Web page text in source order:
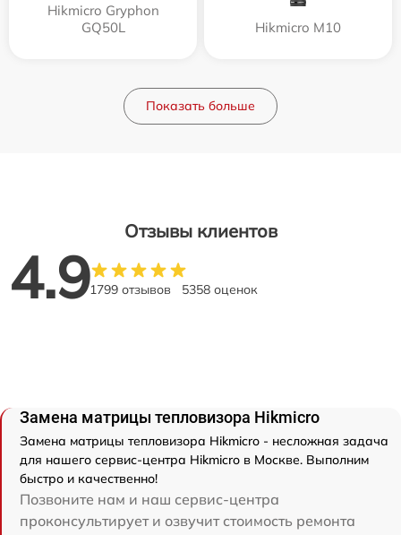
Hikmicro Gryphon
GQ50L
Hikmicro M10
Показать больше
Отзывы клиентов
4.91799 отзывов 5358 оценок
Замена матрицы тепловизора Hikmicro
Замена матрицы тепловизора Hikmicro - несложная задача
для нашего сервис-центра Hikmicro в Москве. Выполним
быстро и качественно!
Позвоните нам и наш сервис-центра
проконсультирует и озвучит стоимость ремонта